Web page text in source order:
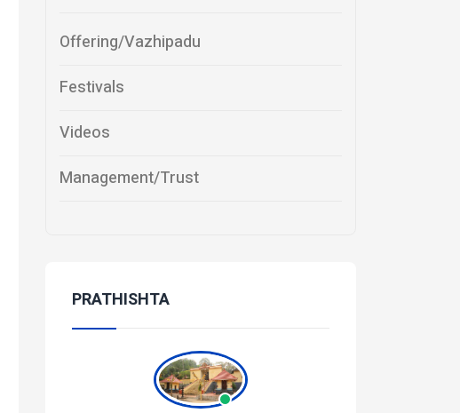
Offering/Vazhipadu
Festivals
Videos
Management/Trust
PRATHISHTA